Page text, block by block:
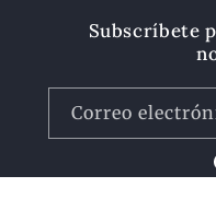
Subscríbete
Correo